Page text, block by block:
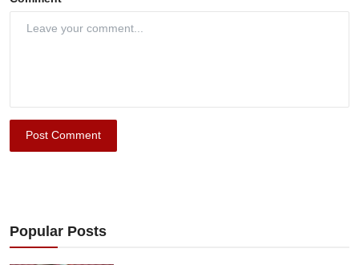
Post Comment
Popular Posts